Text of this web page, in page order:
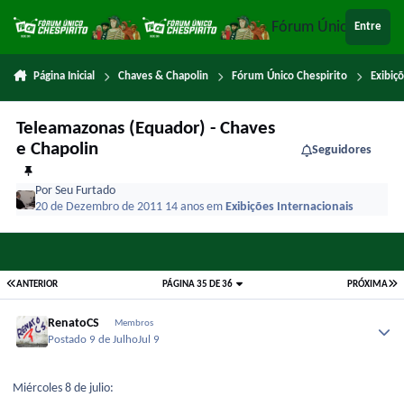
Fórum ÚnicoEntre
Página Inicial Chaves & Chapolin Fórum Único Chespirito
Teleamazonas (Equador) - Chaves
e Chapolin
Seguidores
PorSeu Furtado
20 de Dezembro de 2011 14 anosemExibições Internacionais
ANTERIOR PRÓXIMA
PÁGINA 35 DE 36
RenatoCS Membros
Postado 9 de JulhoJul 9
Miércoles 8 de julio: